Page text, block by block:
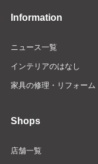
Information
ニュース一覧
インテリアのはなし
家具の修理・リフォーム
Shops
店舗一覧